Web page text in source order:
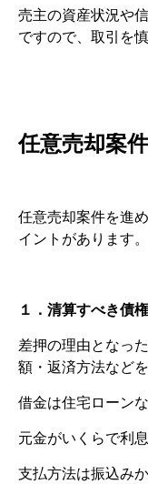
売主の資産状況や
ですので、取引を
任意売却案
任意売却案件を進
イントがあります。
１．清算すべき債
差押の理由となっ
額・返済方法など
借金は住宅ローン
元金がいくらで利
支払方法は振込み